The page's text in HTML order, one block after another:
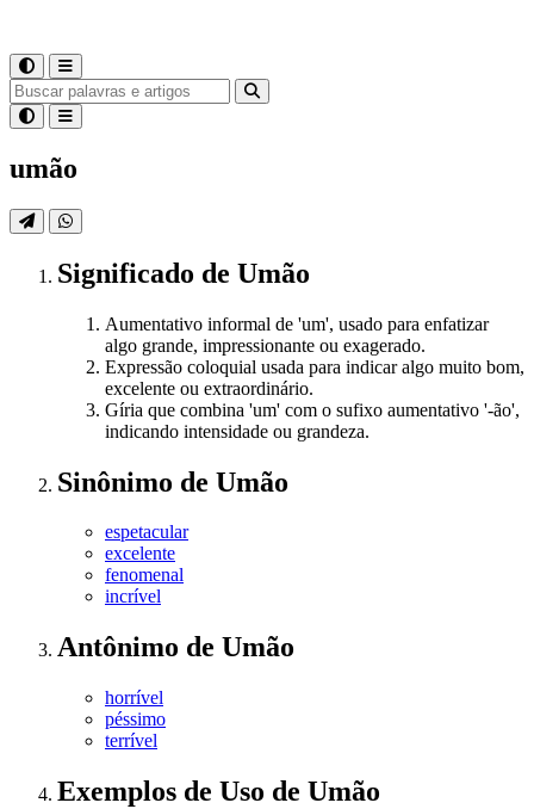
umão
Significado de Umão
Aumentativo informal de 'um', usado para enfatizar
algo grande, impressionante ou exagerado.
Expressão coloquial usada para indicar algo muito bom,
excelente ou extraordinário.
Gíria que combina 'um' com o sufixo aumentativo '-ão',
indicando intensidade ou grandeza.
Sinônimo de Umão
espetacular
excelente
fenomenal
incrível
Antônimo de Umão
horrível
péssimo
terrível
Exemplos de Uso de Umão